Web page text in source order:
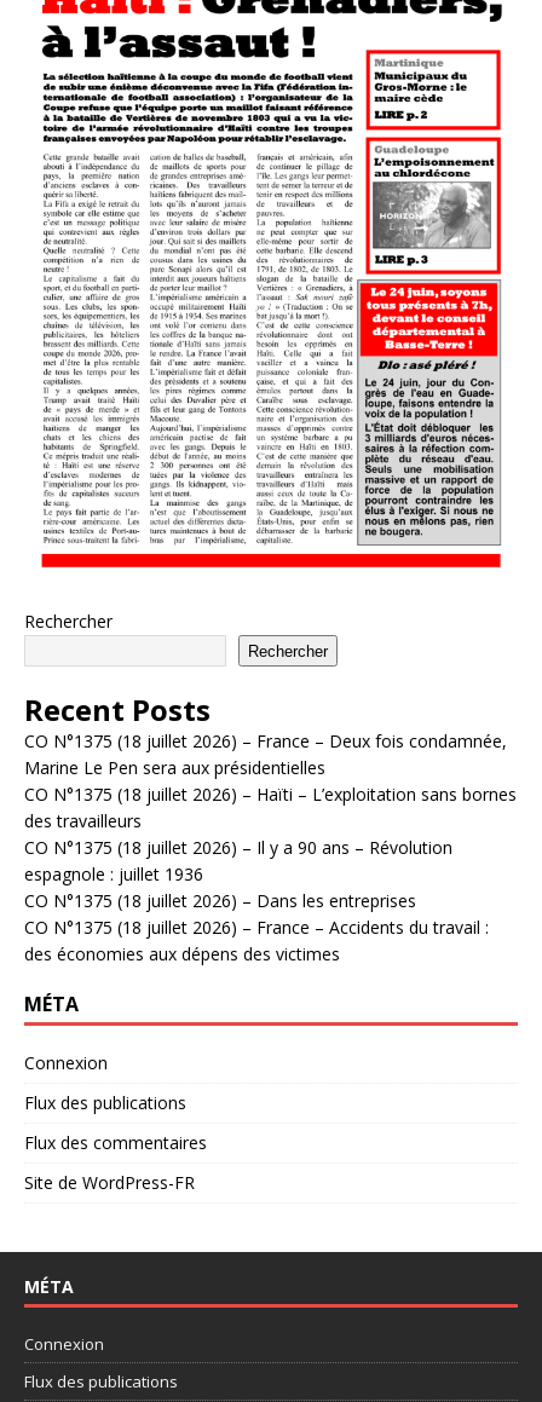
Rechercher
Rechercher
Recent Posts
CO N°1375 (18 juillet 2026) – France – Deux fois condamnée,
Marine Le Pen sera aux présidentielles
CO N°1375 (18 juillet 2026) – Haïti – L’exploitation sans bornes
des travailleurs
CO N°1375 (18 juillet 2026) – Il y a 90 ans – Révolution
espagnole : juillet 1936
CO N°1375 (18 juillet 2026) – Dans les entreprises
CO N°1375 (18 juillet 2026) – France – Accidents du travail :
des économies aux dépens des victimes
MÉTA
Connexion
Flux des publications
Flux des commentaires
Site de WordPress-FR
MÉTA
Connexion
Flux des publications